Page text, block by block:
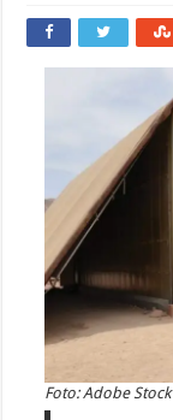
Foto: Adobe Stock